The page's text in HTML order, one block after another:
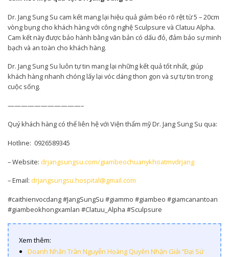
Dr. Jang Sung Su cam kết mang lại hiệu quả giảm béo rõ rệt từ 5 – 20cm
vòng bụng cho khách hàng với công nghệ Sculpsure và Clatuu Alpha.
Cam kết này được bảo hành bằng văn bản có dấu đỏ, đảm bảo sự minh
bạch và an toàn cho khách hàng.
Dr. Jang Sung Su luôn tự tin mang lại những kết quả tốt nhất, giúp
khách hàng nhanh chóng lấy lại vóc dáng thon gọn và sự tự tin trong
cuộc sống.
———————————–
Quý khách hàng có thể liên hệ với Viện thẩm mỹ Dr. Jang Sung Su qua:
Hotline: 0926589345
– Website: drjangsungsu.com/giambeochuanykhoatmvdrjang
– Email: drjangsungsu.hospital@gmail.com
#caithienvocdang #JangSungSu #giammo #giambeo #giamcanantoan
#giambeokhongxamlan #Clatuu_Alpha #Sculpsure
Xem thêm:
Doanh Nhân Trần Nguyễn Hoàng Quyên Nhận Giải “Đại Sứ